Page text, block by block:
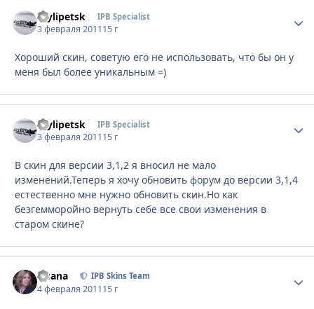
mylipetsk IPB Specialist
3 февраля 201115 г
Хороший скин, советую его не использовать, что бы он у
меня был более уникальным =)
mylipetsk IPB Specialist
3 февраля 201115 г
В скин для версии 3,1,2 я вносил не мало
изменений.Теперь я хочу обновить форум до версии 3,1,4
естественно мне нужно обновить скин.Но как
безгемморойно вернуть себе все свои изменения в
старом скине?
Fisana IPB Skins Team
4 февраля 201115 г